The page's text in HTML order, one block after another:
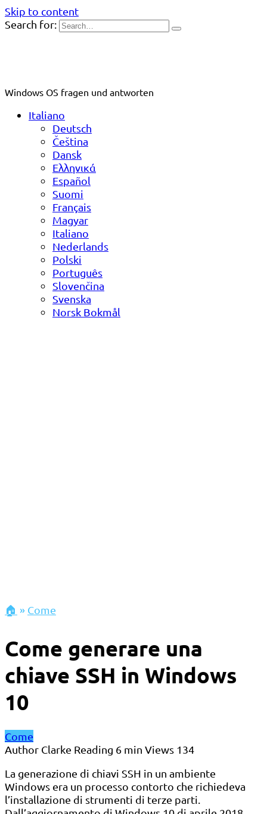
Skip to content
Search for:
Windows OS fragen und antworten
Italiano
Deutsch
Čeština
Dansk
Ελληνικά
Español
Suomi
Français
Magyar
Italiano
Nederlands
Polski
Português
Slovenčina
Svenska
Norsk Bokmål
🏠 » Come
Come generare una
chiave SSH in Windows
10
Come
Author Clarke Reading 6 min Views 134
La generazione di chiavi SSH in un ambiente
Windows era un processo contorto che richiedeva
l’installazione di strumenti di terze parti.